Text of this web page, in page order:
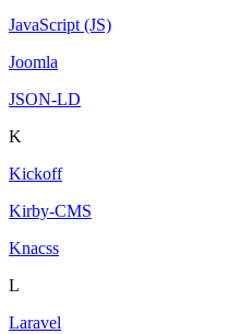
JavaScript (JS)
Joomla
JSON-LD
K
Kickoff
Kirby-CMS
Knacss
L
Laravel